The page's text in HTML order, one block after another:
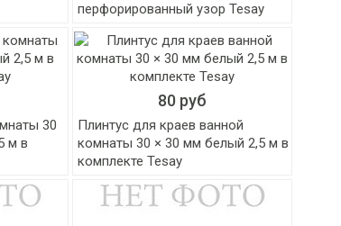
перфорированный узор Tesay
30
м в
80 руб
Плинтус для краев ванной
комнаты 30 × 30 мм белый 2,5 м в
комплекте Tesay